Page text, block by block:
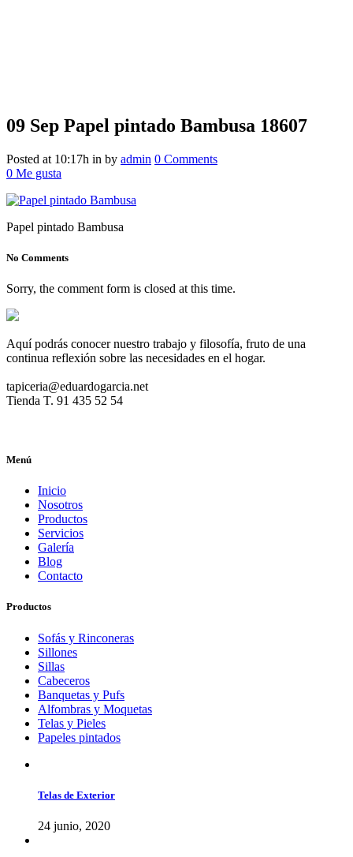
Papel pintado Bambusa 18607
09 Sep Papel pintado Bambusa 18607
Posted at 10:17h in by admin 0 Comments
0 Me gusta
Papel pintado Bambusa
No Comments
Sorry, the comment form is closed at this time.
Aquí podrás conocer nuestro trabajo y filosofía, fruto de una
continua reflexión sobre las necesidades en el hogar.
tapiceria@eduardogarcia.net
Tienda T. 91 435 52 54
Menú
Inicio
Nosotros
Productos
Servicios
Galería
Blog
Contacto
Productos
Sofás y Rinconeras
Sillones
Sillas
Cabeceros
Banquetas y Pufs
Alfombras y Moquetas
Telas y Pieles
Papeles pintados
Telas de Exterior
24 junio, 2020